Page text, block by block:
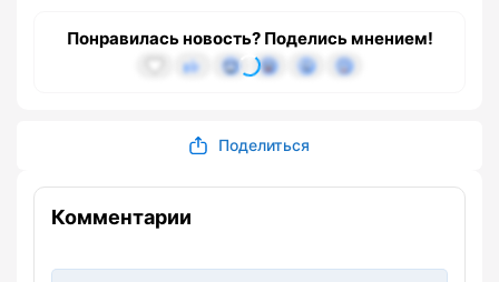
Понравилась новость? Поделись мнением!
Поделиться
Комментарии